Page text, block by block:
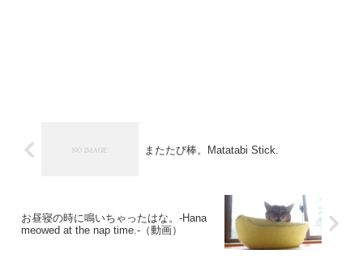
またたび棒。Matatabi Stick.
お昼寝の時に鳴いちゃったはな。-Hana
meowed at the nap time.-（動画）